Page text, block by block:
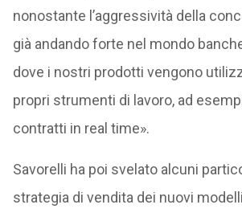
nonostante l’aggressività della
già andando forte nel mondo
dove i nostri prodotti vengono
propri strumenti di lavoro, ad
contratti in real time».
Savorelli ha poi svelato alcuni
strategia di vendita dei nuovi